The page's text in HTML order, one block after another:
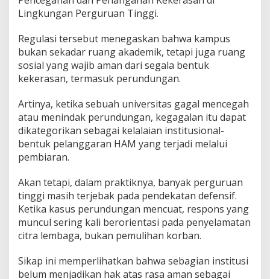
Lingkungan Perguruan Tinggi.
Regulasi tersebut menegaskan bahwa kampus
bukan sekadar ruang akademik, tetapi juga ruang
sosial yang wajib aman dari segala bentuk
kekerasan, termasuk perundungan.
Artinya, ketika sebuah universitas gagal mencegah
atau menindak perundungan, kegagalan itu dapat
dikategorikan sebagai kelalaian institusional-
bentuk pelanggaran HAM yang terjadi melalui
pembiaran.
Akan tetapi, dalam praktiknya, banyak perguruan
tinggi masih terjebak pada pendekatan defensif.
Ketika kasus perundungan mencuat, respons yang
muncul sering kali berorientasi pada penyelamatan
citra lembaga, bukan pemulihan korban.
Sikap ini memperlihatkan bahwa sebagian institusi
belum menjadikan hak atas rasa aman sebagai